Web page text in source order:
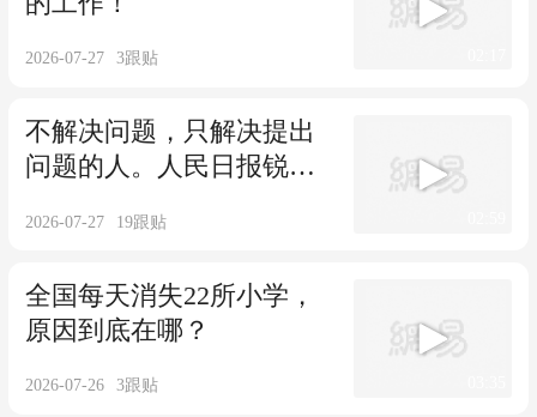
2026-07-27 3跟贴
不解决问题，只解决提出
问题的人。人民日报锐
2026-07-27 19跟贴
全国每天消失22所小学，
原因到底在哪？
2026-07-26 3跟贴